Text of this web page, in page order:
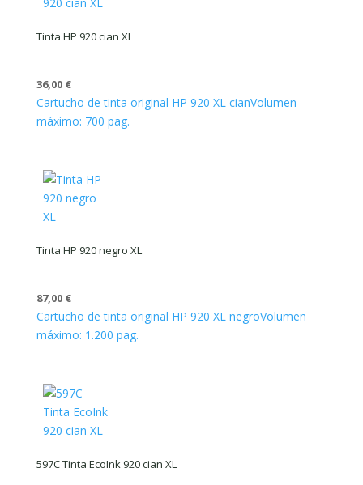
Tinta HP 920 cian XL
36,00 €
Cartucho de tinta original HP 920 XL cianVolumen
máximo: 700 pag.
Tinta HP 920 negro XL
87,00 €
Cartucho de tinta original HP 920 XL negroVolumen
máximo: 1.200 pag.
597C Tinta EcoInk 920 cian XL